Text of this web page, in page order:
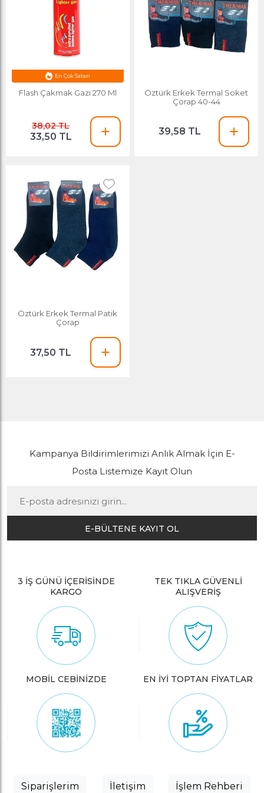
En Çok Satan
Flash Çakmak Gazı 270 Ml
38,02 TL
33,50 TL
Öztürk Erkek Termal Soket
Çorap 40-44
39,58 TL
Öztürk Erkek Termal Patik
Çorap
37,50 TL
Kampanya Bildirimlerimizi Anlık Almak İçin E-
Posta Listemize Kayıt Olun
E-BÜLTENE KAYIT OL
3 İŞ GÜNÜ İÇERİSİNDE
KARGO
TEK TIKLA GÜVENLİ
ALIŞVERİŞ
MOBİL CEBİNİZDE EN İYİ TOPTAN FİYATLAR
Siparişlerim İletişim İşlem Rehberi